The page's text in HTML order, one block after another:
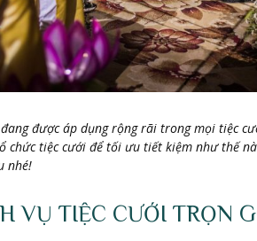
được áp dụng rộng rãi trong mọi tiệc
chức tiệc cưới để tối ưu tiết kiệm như thế
nhé!
VỤ TIỆC CƯỚI TRỌN